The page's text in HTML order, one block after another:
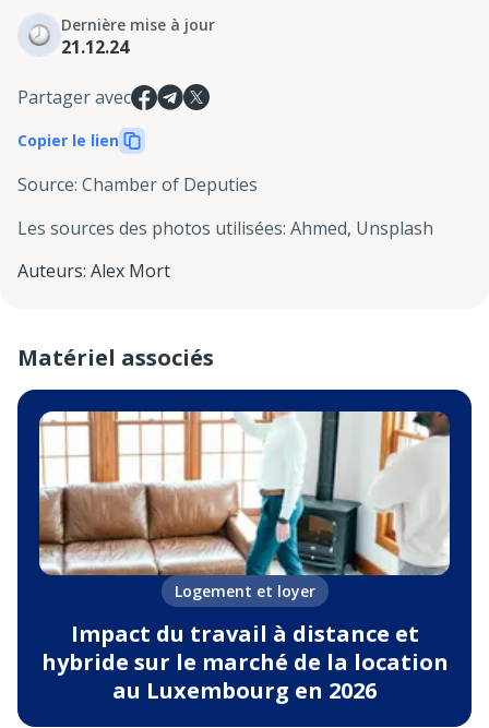
Dernière mise à jour
21.12.24
Partager avec
Copier le lien
Source: Chamber of Deputies
Les sources des photos utilisées: Ahmed, Unsplash
Auteurs: Alex Mort
Matériel associés
Logement et loyer
Impact du travail à distance et
hybride sur le marché de la location
au Luxembourg en 2026